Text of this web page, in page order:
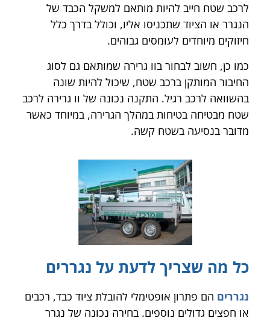
לרכב שטח חייב להיות מותאם למשקל הכבד של
הנגרר או הציוד שתכניסו אליו, וכולל בדרך כלל
חיזוקים מיוחדים לעומסים גבוהים.
כמו כן, חשוב לבחור בוו גרירה שמותאם גם לסוג
החיבור המותקן ברכב שטח, שיכול להיות שונה
בהשוואה לרכב רגיל. התקנה נכונה של וו גרירה לרכב
שטח מבטיחה בטיחות במהלך הגרירה, במיוחד כאשר
מדובר בנסיעה בשטח קשה.
כל מה שצריך לדעת על נגררים
נגררים הם פתרון אופטימלי להובלת ציוד כבד, רכבים
או חפצים גדולים נוספים. בחירה נכונה של נגרר